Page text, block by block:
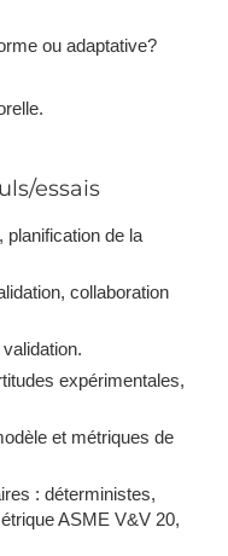
ou adaptative?
essais
planification de la
collaboration
expérimentales,
et métriques de
: déterministes,
ASME V&V 20,